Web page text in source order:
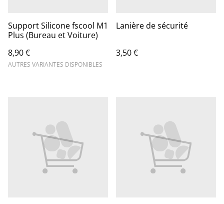
Support Silicone fscool M1
Plus (Bureau et Voiture)
8,90 €
AUTRES VARIANTES DISPONIBLES
Lanière de sécurité
3,50 €